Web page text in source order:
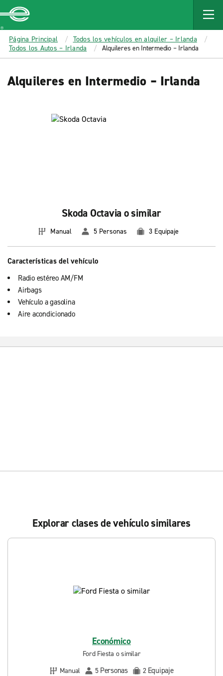
MAIN
CONTENT
Enterprise
Página Principal
Todos los vehículos en alquiler – Irlanda
Todos los Autos – Irlanda
Alquileres en Intermedio – Irlanda
Alquileres en Intermedio – Irlanda
Skoda Octavia o similar
Manual 5 Personas 3 Equipaje
Características del vehículo
Radio estéreo AM/FM
Airbags
Vehículo a gasolina
Aire acondicionado
Explorar clases de vehículo similares
Económico
Ford Fiesta o similar
Manual
5 Personas 2 Equipaje